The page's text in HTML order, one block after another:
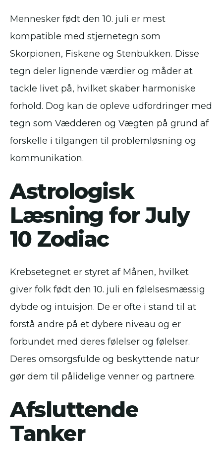
Mennesker født den 10. juli er mest
kompatible med stjernetegn som
Skorpionen, Fiskene og Stenbukken. Disse
tegn deler lignende værdier og måder at
tackle livet på, hvilket skaber harmoniske
forhold. Dog kan de opleve udfordringer med
tegn som Vædderen og Vægten på grund af
forskelle i tilgangen til problemløsning og
kommunikation.
Astrologisk
Læsning for July
10 Zodiac
Krebsetegnet er styret af Månen, hvilket
giver folk født den 10. juli en følelsesmæssig
dybde og intuisjon. De er ofte i stand til at
forstå andre på et dybere niveau og er
forbundet med deres følelser og følelser.
Deres omsorgsfulde og beskyttende natur
gør dem til pålidelige venner og partnere.
Afsluttende
Tanker